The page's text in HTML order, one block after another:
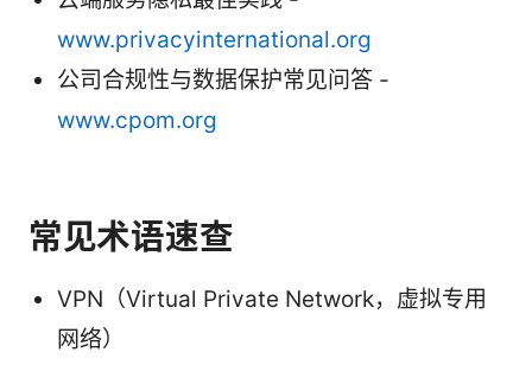
www.privacyinternational.org
公司合规性与数据保护常见问答 -
www.cpom.org
常见术语速查
VPN（Virtual Private Network，虚拟专用
网络）